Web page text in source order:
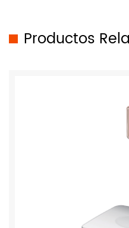
Productos